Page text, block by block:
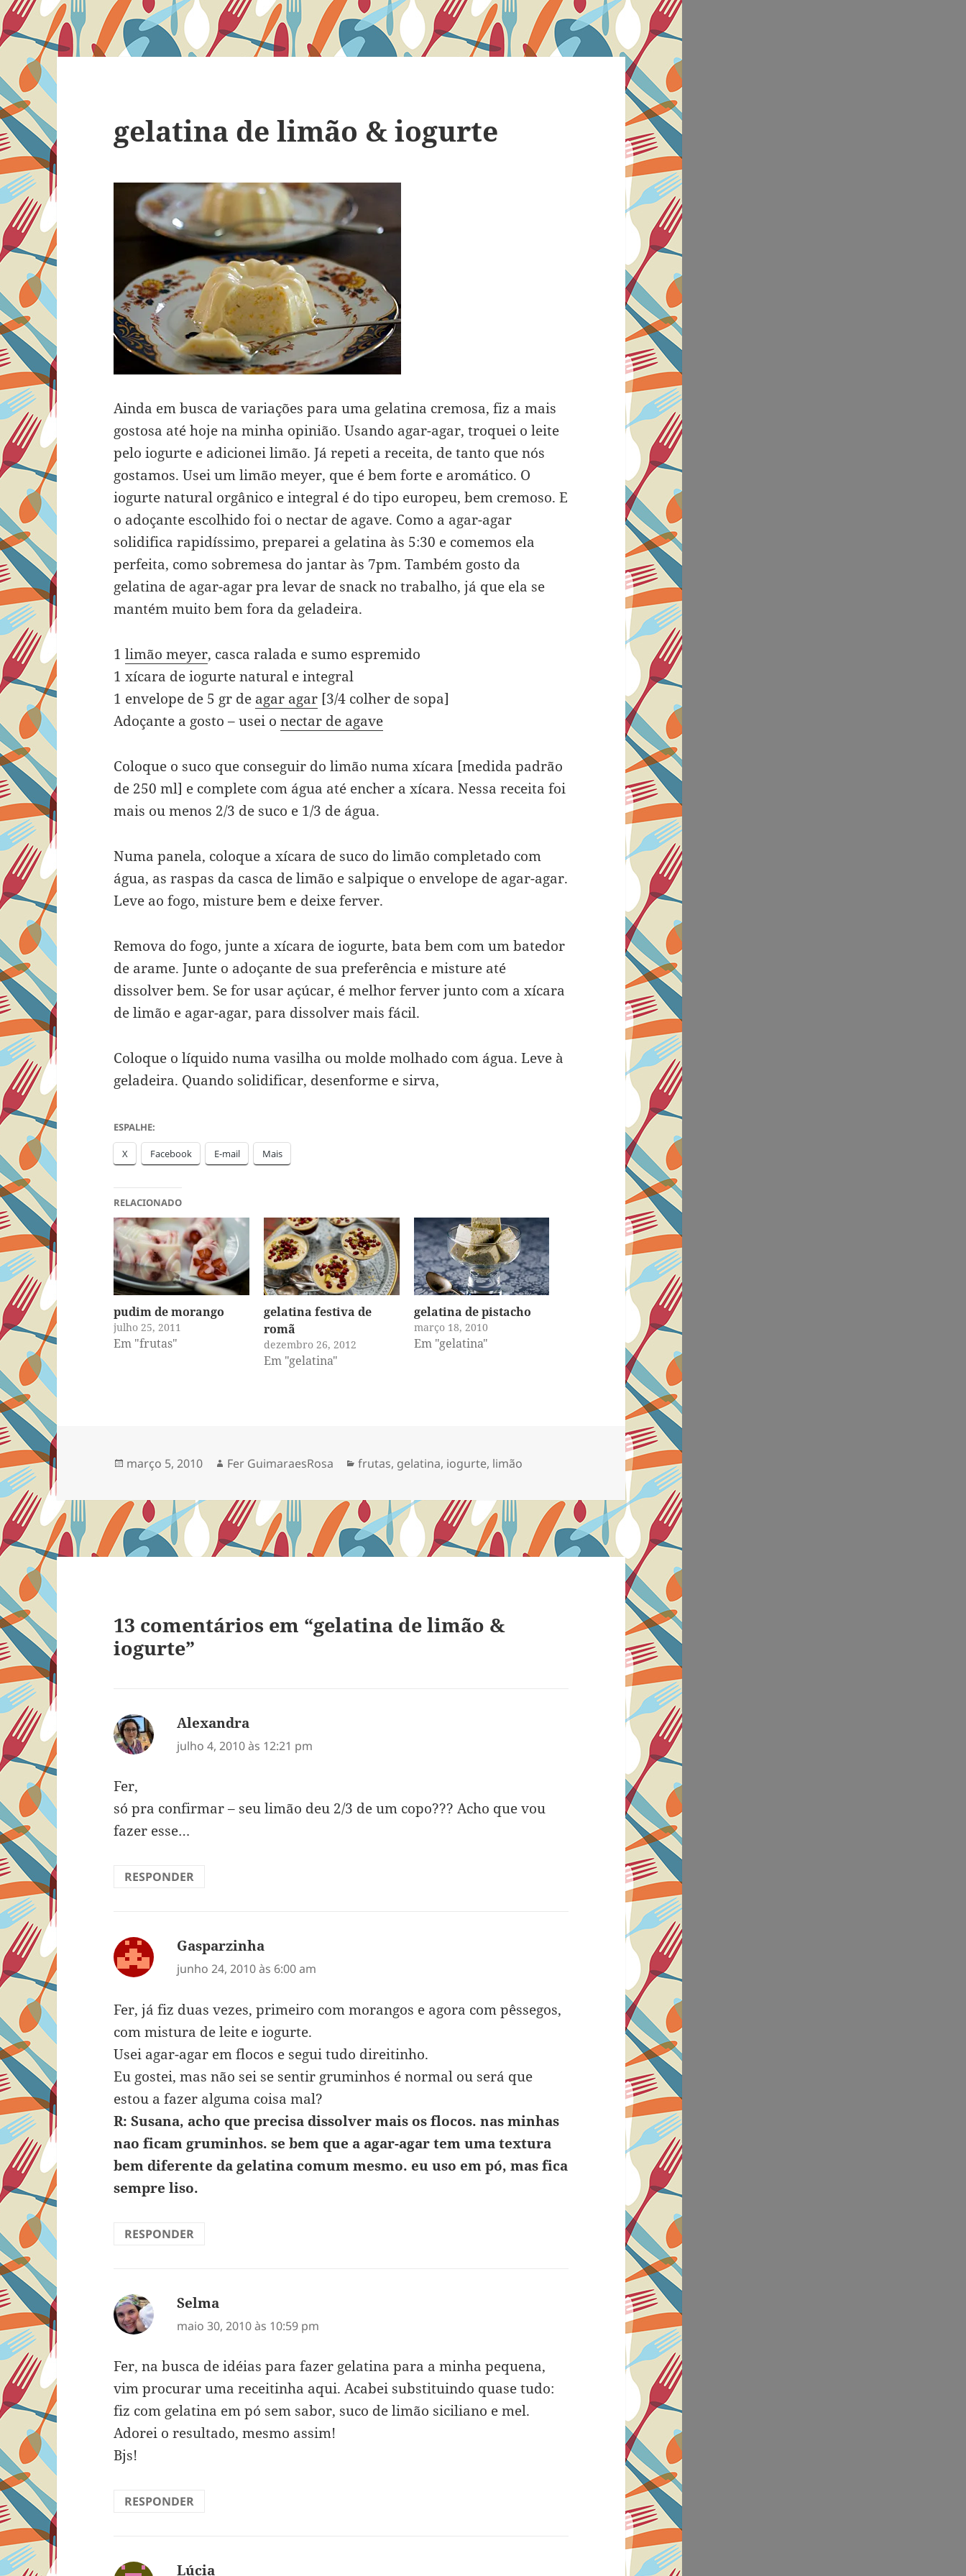
gelatina de limão & iogurte
Ainda em busca de variações para uma gelatina cremosa, fiz a mais
gostosa até hoje na minha opinião. Usando agar-agar, troquei o leite
pelo iogurte e adicionei limão. Já repeti a receita, de tanto que nós
gostamos. Usei um limão meyer, que é bem forte e aromático. O
iogurte natural orgânico e integral é do tipo europeu, bem cremoso. E
o adoçante escolhido foi o nectar de agave. Como a agar-agar
solidifica rapidíssimo, preparei a gelatina às 5:30 e comemos ela
perfeita, como sobremesa do jantar às 7pm. Também gosto da
gelatina de agar-agar pra levar de snack no trabalho, já que ela se
mantém muito bem fora da geladeira.
1limão meyer, casca ralada e sumo espremido
1 xícara de iogurte natural e integral
1 envelope de 5 gr de agar agar [3/4 colher de sopa]
Adoçante a gosto – usei onectar de agave
Coloque o suco que conseguir do limão numa xícara [medida padrão
de 250 ml] e complete com água até encher a xícara. Nessa receita foi
mais ou menos 2/3 de suco e 1/3 de água.
Numa panela, coloque a xícara de suco do limão completado com
água, as raspas da casca de limão e salpique o envelope de agar-agar.
Leve ao fogo, misture bem e deixe ferver.
Remova do fogo, junte a xícara de iogurte, bata bem com um batedor
de arame. Junte o adoçante de sua preferência e misture até
dissolver bem. Se for usar açúcar, é melhor ferver junto com a xícara
de limão e agar-agar, para dissolver mais fácil.
Coloque o líquido numa vasilha ou molde molhado com água. Leve à
geladeira. Quando solidificar, desenforme e sirva,
ESPALHE:
X Facebook E-mail Mais
RELACIONADO
pudim de morango
julho 25, 2011
Em "frutas"
gelatina festiva de
romã
dezembro 26, 2012
Em "gelatina"
gelatina de pistacho
março 18, 2010
Em "gelatina"
Publicado
março 5, 2010 Autor
Fer GuimaraesRosa Categorias
frutas, gelatina, iogurte, limão
13 comentários em “gelatina de limão &
iogurte”
Alexandra
julho 4, 2010 às 12:21 pm
Fer,
só pra confirmar – seu limão deu 2/3 de um copo??? Acho que vou
fazer esse…
RESPONDER
Gasparzinha
junho 24, 2010 às 6:00 am
Fer, já fiz duas vezes, primeiro com morangos e agora com pêssegos,
com mistura de leite e iogurte.
Usei agar-agar em flocos e segui tudo direitinho.
Eu gostei, mas não sei se sentir gruminhos é normal ou será que
estou a fazer alguma coisa mal?
R: Susana, acho que precisa dissolver mais os flocos. nas minhas
nao ficam gruminhos. se bem que a agar-agar tem uma textura
bem diferente da gelatina comum mesmo. eu uso em pó, mas fica
sempre liso.
RESPONDER
Selma
maio 30, 2010 às 10:59 pm
Fer, na busca de idéias para fazer gelatina para a minha pequena,
vim procurar uma receitinha aqui. Acabei substituindo quase tudo:
fiz com gelatina em pó sem sabor, suco de limão siciliano e mel.
Adorei o resultado, mesmo assim!
Bjs!
RESPONDER
Lúcia